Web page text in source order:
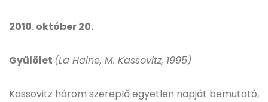
2010. október 20.
Gyűlölet (La Haine, M. Kassovitz, 1995)
Kassovitz három szereplő egyetlen napját bemutató,